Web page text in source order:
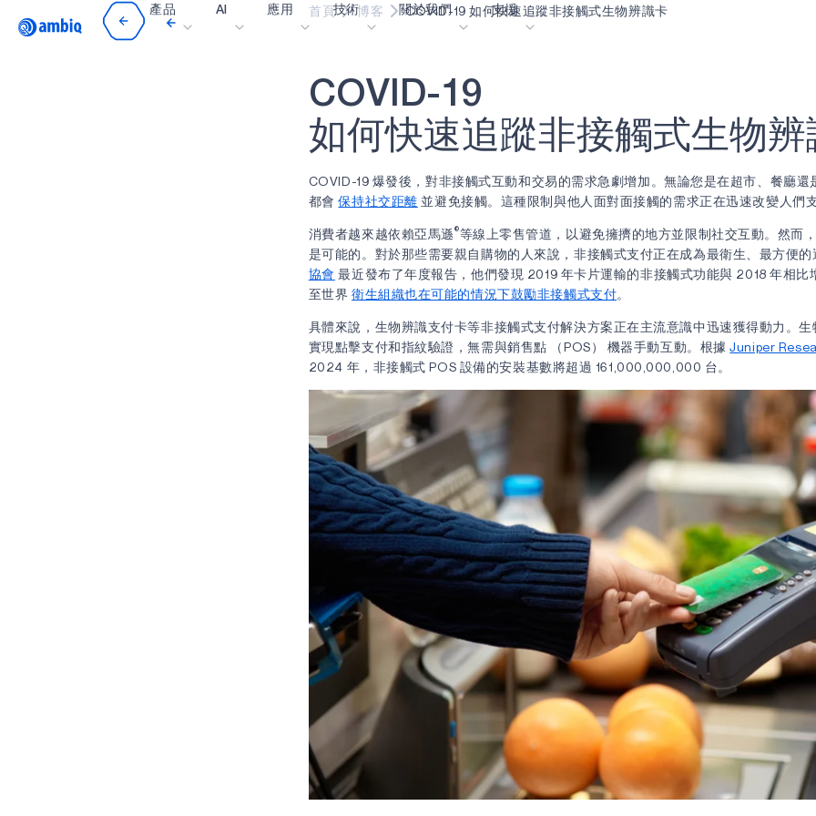
產品 AI 應用
智能遙控器
智慧家庭和建築
可穿戴設備
耳戴式裝置
技術
blueSPOT
graphiqSPOT
neuralSPOT
secureSPOT
turboSPOT
關於我們
部落格
職業
讓我們共同建設未來
活動
訊息
合作成功亮點
為什麼選擇 Ambiq
什麼是邊緣 AI？
支援
詞彙表
線上支援
我們的合作夥伴
影像資料庫
購買地點
常見問題
首頁 博客 COVID-19 如何快速追蹤非接觸式生物辨識卡
COV D-1 9
如何快速追 蹤非接觸式生物辨
COVID-19 爆發後，對非接觸式互動和交易的需求急劇增加。無論您是在超市、餐廳還
都會保持社交距離 並避免接觸。這種限制與他人面對面接觸的需求正在迅速改變人們
消費者越來越依賴亞馬遜®等線上零售管道，以避免擁擠的地方並限制社交互動。然而
是可能的。對於那些需要親自購物的人來說，非接觸式支付正在成為最衛生、最方便
協會 最近發布了年度報告，他們發現 2019 年卡片運輸的非接觸式功能與 2018 年相比
至世界衛生組織也在可能的情況下鼓勵非接觸式支付。
具體來說，生物辨識支付卡等非接觸式支付解決方案正在主流意識中迅速獲得動力。
實現點擊支付和指紋驗證，無需與銷售點 （POS） 機器手動互動。根據Juniper
2024 年，非接觸式 POS 設備的安裝基數將超過 161,000,000,000 台。
Video title
OK